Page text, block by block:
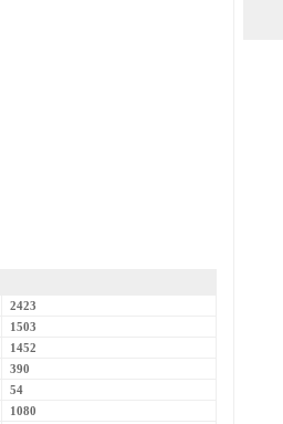
2423
1503
1452
390
54
1080